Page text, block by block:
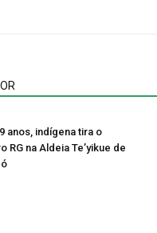
anos, indígena tira o
RG na Aldeia Te’yikue de